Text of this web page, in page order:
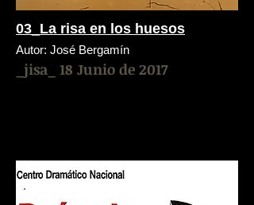
03_La risa en los huesos
Autor: José Bergamín
_jisa_ 18 Junio de 2017